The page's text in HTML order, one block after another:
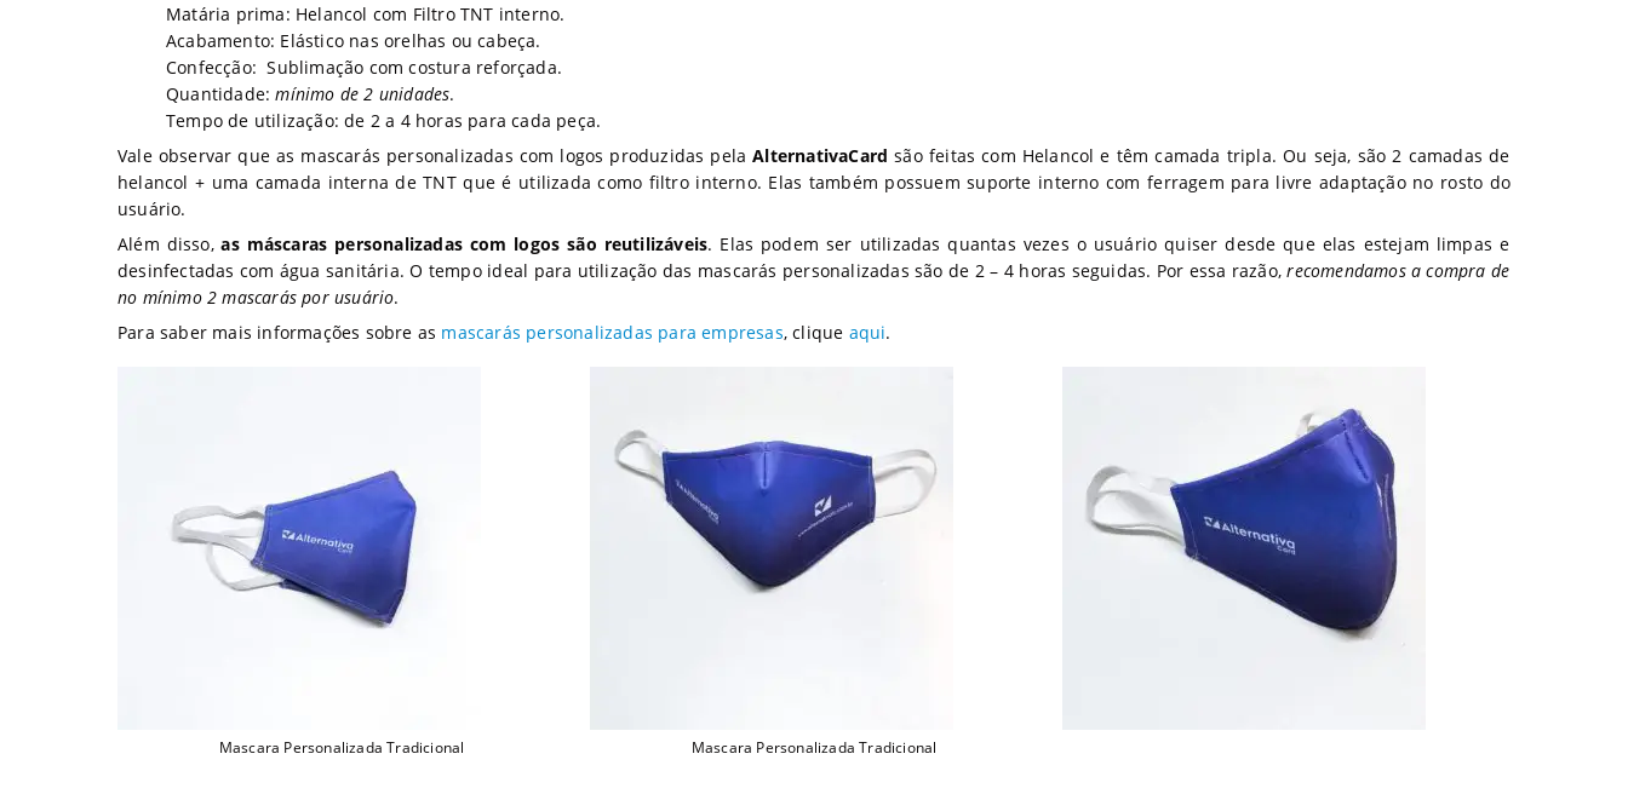
Matária prima: Helancol com Filtro TNT interno.
Acabamento: Elástico nas orelhas ou cabeça.
Confecção: Sublimação com costura reforçada.
Quantidade:mínimo de 2 unidades.
Tempo de utilização: de 2 a 4 horas para cada peça.
Vale observar que as mascarás personalizadas com logos produzidas pelaAlternativaCard são feitas com Helancol e têm camada tripla. Ou seja, são 2 camadas de
helancol + uma camada interna de TNT que é utilizada como filtro interno. Elas também possuem suporte interno com ferragem para livre adaptação no rosto do
usuário.
Além disso,as máscaras personalizadas com logos são reutilizáveis. Elas podem ser utilizadas quantas vezes o usuário quiser desde que elas estejam limpas e
desinfectadas com água sanitária. O tempo ideal para utilização das mascarás personalizadas são de 2 – 4 horas seguidas. Por essa razão,recomendamos a compra de
no mínimo 2 mascarás por usuário.
Para saber mais informações sobre as mascarás personalizadas para empresas, clique aqui.
Mascara Personalizada Tradicional Mascara Personalizada Tradicional